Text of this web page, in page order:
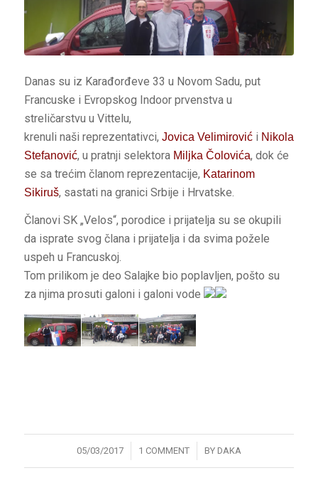
Danas su iz Karađorđeve 33 u Novom Sadu, put
Francuske i Evropskog Indoor prvenstva u
streličarstvu u Vittelu,
krenuli naši reprezentativci, Jovica Velimirovići Nikola
Stefanović, u pratnji selektora Miljka Čolovića, dok će
se sa trećim članom reprezentacije, Katarinom
Sikiruš, sastati na granici Srbije i Hrvatske.
Članovi SK „Velos“, porodice i prijatelja su se okupili
da isprate svog člana i prijatelja i da svima požele
uspeh u Francuskoj.
Tom prilikom je deo Salajke bio poplavljen, pošto su
za njima prosuti galoni i galoni vode
05/03/2017
/ 1 COMMENT
/ BY DAKA